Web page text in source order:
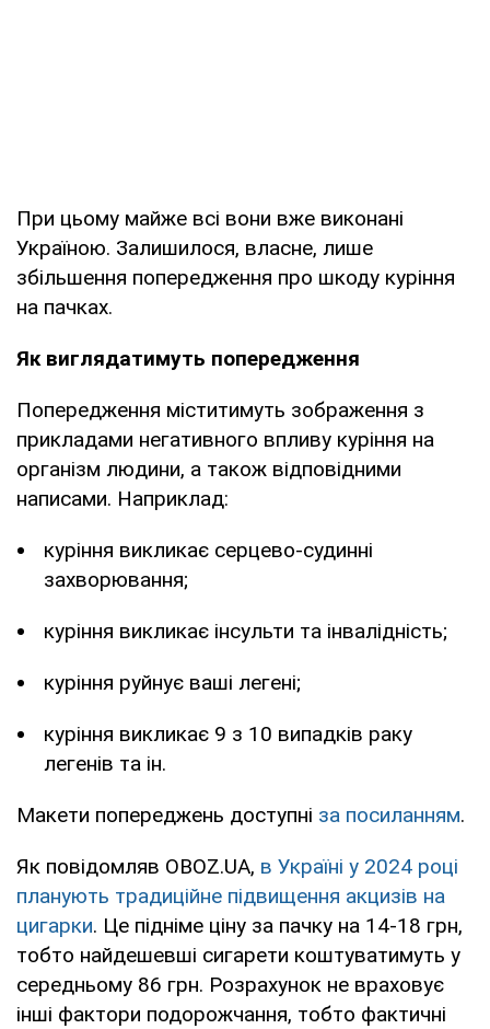
При цьому майже всі вони вже виконані
Україною. Залишилося, власне, лише
збільшення попередження про шкоду куріння
на пачках.
Як виглядатимуть попередження
Попередження міститимуть зображення з
прикладами негативного впливу куріння на
організм людини, а також відповідними
написами. Наприклад:
куріння викликає серцево-судинні
захворювання;
куріння викликає інсульти та інвалідність;
куріння руйнує ваші легені;
куріння викликає 9 з 10 випадків раку
легенів та ін.
Макети попереджень доступні за посиланням.
Як повідомляв OBOZ.UA, в Україні у 2024 році
планують традиційне підвищення акцизів на
цигарки. Це підніме ціну за пачку на 14-18 грн,
тобто найдешевші сигарети коштуватимуть у
середньому 86 грн. Розрахунок не враховує
інші фактори подорожчання, тобто фактичні